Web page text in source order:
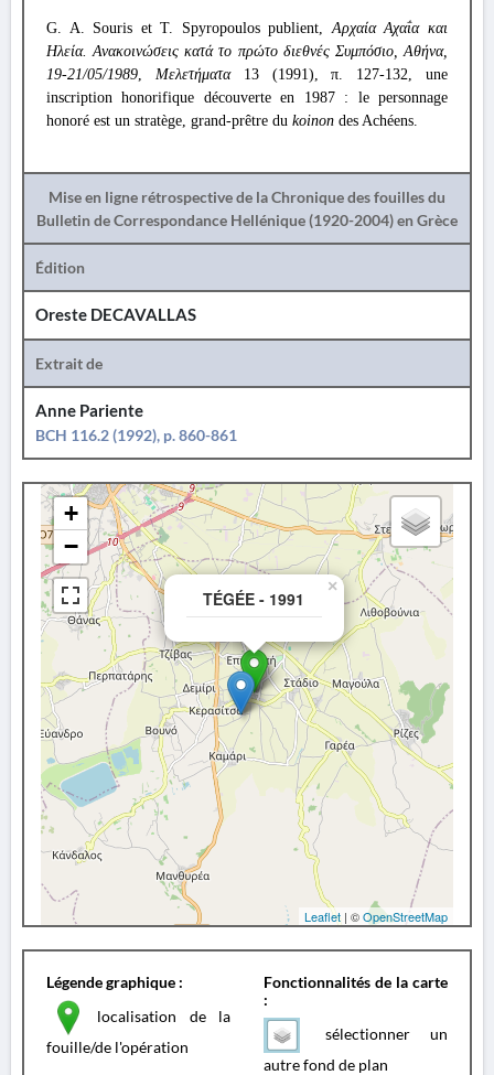
G. A. Souris et T. Spyropoulos publient,Αρχαία Αχαΐα και
Ηλεία. Ανακοινώσεις κατά το πρώτο διεθνές Συμπόσιο, Αθήνα,
19-21/05/1989, Μελετήματα 13 (1991), π. 127-132, une
inscription honorifique découverte en 1987 : le personnage
honoré est un stratège, grand-prêtre du koinon des Achéens.
Mise en ligne rétrospective de la Chronique des fouilles du
Bulletin de Correspondance Hellénique (1920-2004) en Grèce
Édition
Oreste DECAVALLAS
Extrait de
Anne Pariente
BCH 116.2 (1992), p. 860-861
TÉGÉE - 1991
×
+
−
Leaflet | ©OpenStreetMap
Légende graphique :
localisation de la
fouille/de l'opération
Fonctionnalités de la carte
:
sélectionner un
autre fond de plan